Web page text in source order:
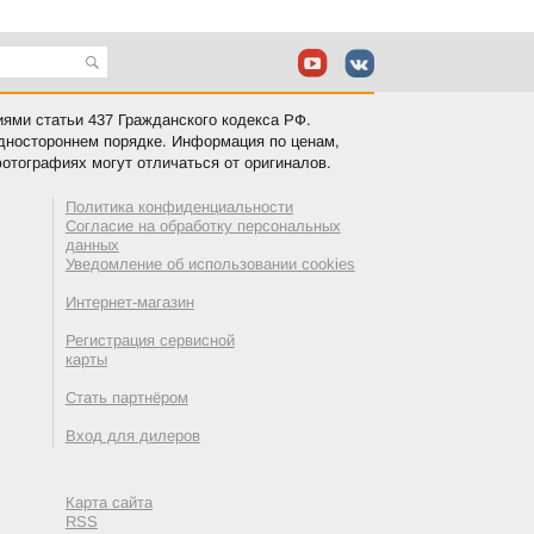
статьи 437 Гражданского кодекса РФ.
порядке. Информация по ценам,
могут отличаться от оригиналов.
Политика конфиденциальности
Согласие на обработку персональных
данных
Уведомление об использовании cookies
Интернет-магазин
Регистрация сервисной
карты
Стать партнёром
Вход для дилеров
Карта сайта
RSS